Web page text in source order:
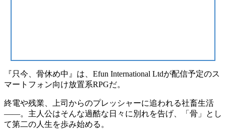
『只今、骨休め中 』は、Efun International Ltdが配信予定のス
マートフォン向け放置系RPGだ。
終電や残業、上司からのプレッシャーに追われる社畜生活
――。主人公はそんな過酷な日々に別れを告げ、「骨」とし
て第二の人生を歩み始める。